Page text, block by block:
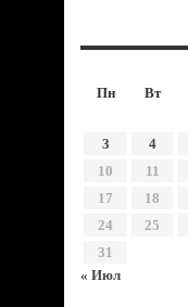
Пн
Вт
3
4
10
11
17
18
24
25
31
« Июл